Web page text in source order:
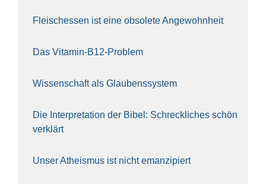
Fleisch­essen ist eine obso­le­te An‍ge‍wohn‍heit
Das Vit­amin-B12-Pro­blem
Wis­sen­schaft als Glau­bens­sys­tem
Die Inter­pre­ta­ti­on der Bibel: Schreck­li­ches schön
ver­klärt
Unser Athe­is­mus ist nicht eman­zi­piert